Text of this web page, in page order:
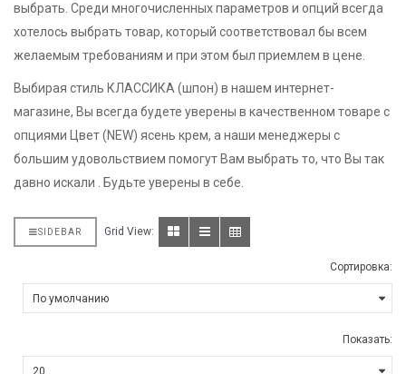
выбрать. Среди многочисленных параметров и опций всегда
хотелось выбрать товар, который соответствовал бы всем
желаемым требованиям и при этом был приемлем в цене.
Выбирая стиль КЛАССИКА (шпон) в нашем интернет-
магазине, Вы всегда будете уверены в качественном товаре с
опциями Цвет (NEW) ясень крем, а наши менеджеры с
большим удовольствием помогут Вам выбрать то, что Вы так
давно искали . Будьте уверены в себе.
SIDEBAR Grid View:
Сортировка:
Показать: